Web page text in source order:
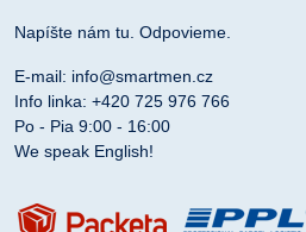
Napíšte nám tu. Odpovieme.
E-mail: info@smartmen.cz
Info linka: +420 725 976 766
Po - Pia 9:00 - 16:00
We speak English!